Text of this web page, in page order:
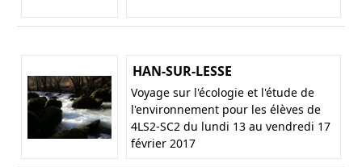
HAN-SUR-LESSE
Voyage sur l'écologie et l'étude de
l'environnement pour les élèves de
4LS2-SC2 du lundi 13 au vendredi 17
février 2017